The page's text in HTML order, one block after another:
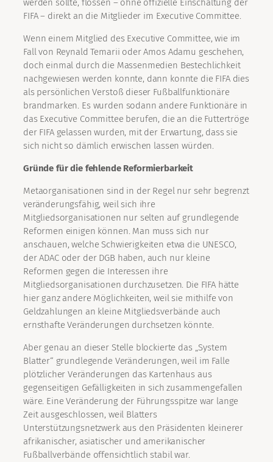
werden sollte, flossen – ohne offizielle Einschaltung der
FIFA – direkt an die Mitglieder im Executive Committee.
Wenn einem Mitglied des Executive Committee, wie im
Fall von Reynald Temarii oder Amos Adamu geschehen,
doch einmal durch die Massenmedien Bestechlichkeit
nachgewiesen werden konnte, dann konnte die FIFA dies
als persönlichen Verstoß dieser Fußballfunktionäre
brandmarken. Es wurden sodann andere Funktionäre in
das Executive Committee berufen, die an die Futtertröge
der FIFA gelassen wurden, mit der Erwartung, dass sie
sich nicht so dämlich erwischen lassen würden.
Gründe für die fehlende Reformierbarkeit
Metaorganisationen sind in der Regel nur sehr begrenzt
veränderungsfähig, weil sich ihre
Mitgliedsorganisationen nur selten auf grundlegende
Reformen einigen können. Man muss sich nur
anschauen, welche Schwierigkeiten etwa die UNESCO,
der ADAC oder der DGB haben, auch nur kleine
Reformen gegen die Interessen ihre
Mitgliedsorganisationen durchzusetzen. Die FIFA hätte
hier ganz andere Möglichkeiten, weil sie mithilfe von
Geldzahlungen an kleine Mitgliedsverbände auch
ernsthafte Veränderungen durchsetzen könnte.
Aber genau an dieser Stelle blockierte das „System
Blatter“ grundlegende Veränderungen, weil im Falle
plötzlicher Veränderungen das Kartenhaus aus
gegenseitigen Gefälligkeiten in sich zusammengefallen
wäre. Eine Veränderung der Führungsspitze war lange
Zeit ausgeschlossen, weil Blatters
Unterstützungsnetzwerk aus den Präsidenten kleinerer
afrikanischer, asiatischer und amerikanischer
Fußballverbände offensichtlich stabil war.